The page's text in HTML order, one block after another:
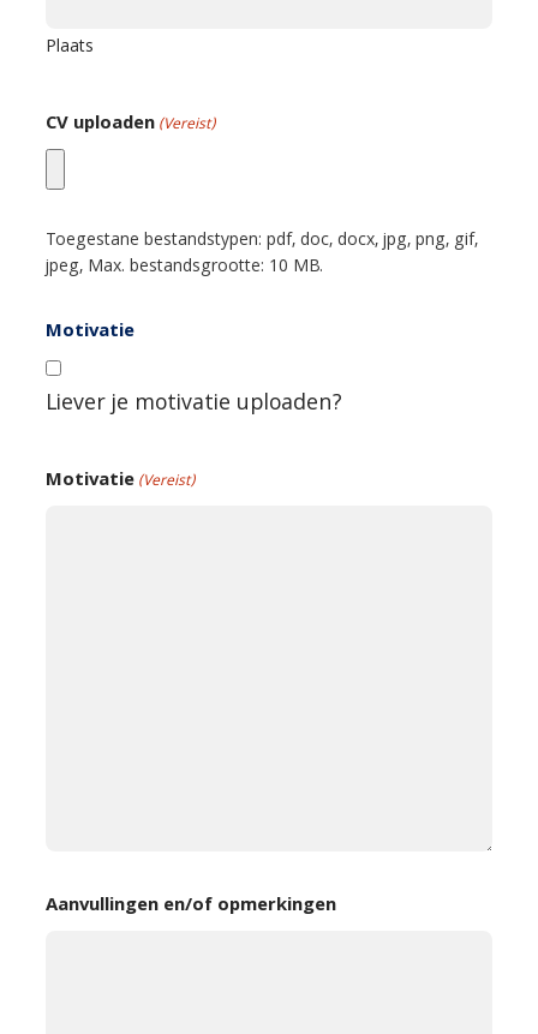
Plaats
CV uploaden(Vereist)
Toegestane bestandstypen: pdf, doc, docx, jpg, png, gif,
jpeg, Max. bestandsgrootte: 10 MB.
Motivatie
Liever je motivatie uploaden?
Motivatie(Vereist)
Aanvullingen en/of opmerkingen